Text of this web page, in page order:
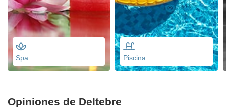
Spa Piscina
Opiniones de Deltebre